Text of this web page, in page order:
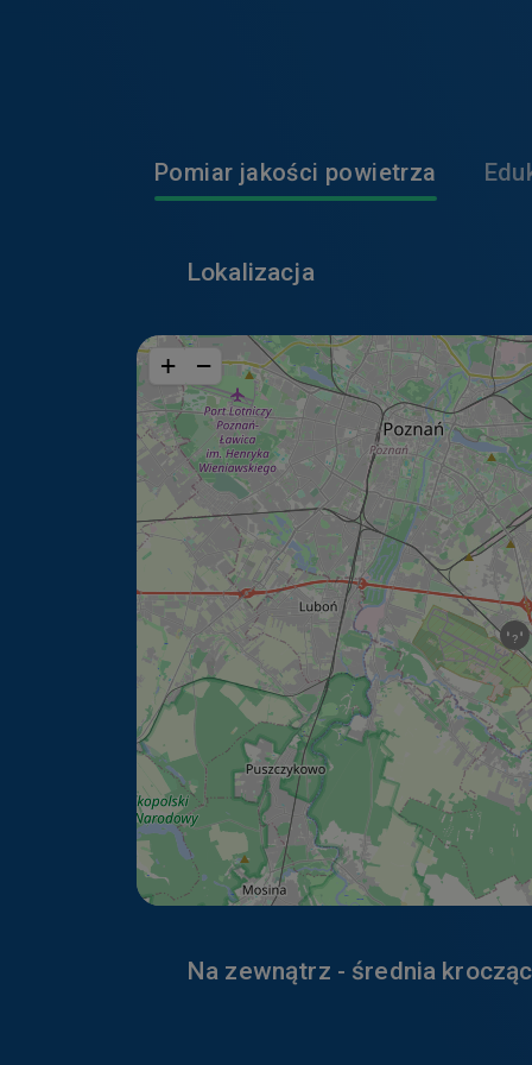
Pomiar jakości powietrza
Lokalizacja
+ −
Na zewnątrz - średnia
Jeśli nie chcesz,
swojej
Wykorzystywane
Niektóre pliki
Google Inc.
W naszych
internetowej
do celów
Dane te
temat
https://
Youtube
Więcej
https://